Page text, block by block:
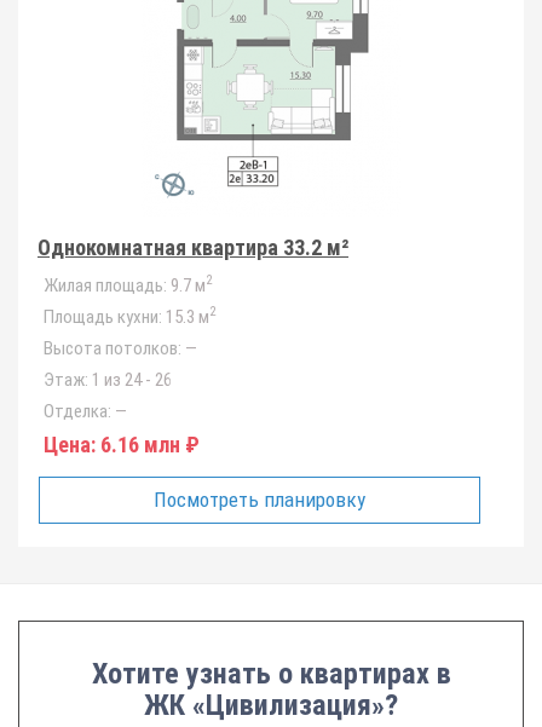
Однокомнатная квартира 33.2 м²
Жилая площадь: 9.7 м2
Площадь кухни: 15.3 м2
Высота потолков: —
Этаж: 1 из 24 - 26
Отделка: —
Цена: 6.16 млн ₽
Посмотреть планировку
Хотите узнать о квартирах в
ЖК «Цивилизация»?